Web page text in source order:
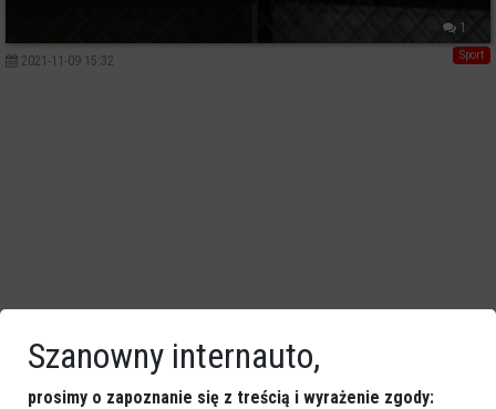
1
Sport
2021-11-09 15:32
Szanowny internauto,
prosimy o zapoznanie się z treścią i wyrażenie zgody: